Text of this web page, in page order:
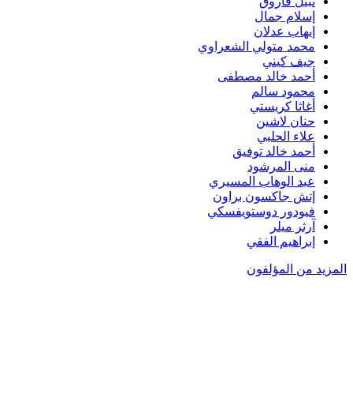
إسلام جمال
إيهاب عدلان
محمد متولي الشعراوي
جيف كيني
أحمد خالد مصطفى
محمود سالم
أغاثا كريستي
حنان لاشين
علاء الحلبي
أحمد خالد توفيق
منى المرشود
عبد الوهاب المسيري
إتش جاكسون براون
فيودور دوستويفسكي
آرثر ميلر
إبراهيم الفقي
المزيد من المؤلفون